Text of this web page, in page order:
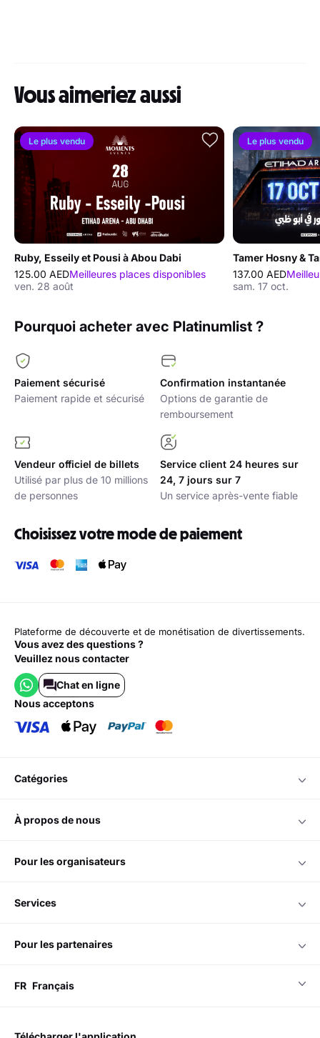
Vous aimeriez aussi
Le plus vendu
Ruby, Esseily et Pousi à Abou Dabi
125.00 AEDMeilleures places disponibles
ven. 28 août
Le plus vendu
Tamer Hosny &
137.00 AED
sam. 17 oct.
Pourquoi acheter avec Platinumlist ?
Paiement sécurisé
Paiement rapide et sécurisé
Confirmation instantanée
Options de garantie de
remboursement
Vendeur officiel de billets
Utilisé par plus de 10 millions
de personnes
Service client 24 heures sur
24, 7 jours sur 7
Un service après-vente fiable
Choisissez votre mode de paiement
Plateforme de découverte et de monétisation de divertissements.
Vous avez des questions ?
Veuillez nous contacter
Chat en ligne
nous acceptons
catégories
à propos de nous
pour les organisateurs
services
pour les partenaires
FR Français